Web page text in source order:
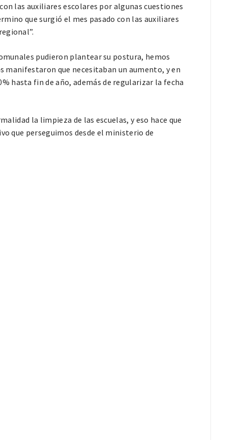
las auxiliares escolares por algunas cuestiones
que surgió el mes pasado con las auxiliares
pudieron plantear su postura, hemos
manifestaron que necesitaban un aumento, y en
hasta fin de año, además de regularizar la fecha
la limpieza de las escuelas, y eso hace que
que perseguimos desde el ministerio de